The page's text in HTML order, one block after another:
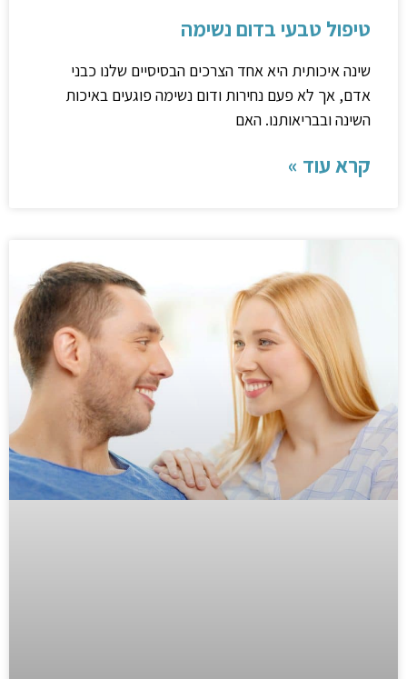
טיפול טבעי בדום נשימה
שינה איכותית היא אחד הצרכים הבסיסיים שלנו כבני
אדם, אך לא פעם נחירות ודום נשימה פוגעים באיכות
השינה ובבריאותנו. האם
קרא עוד »